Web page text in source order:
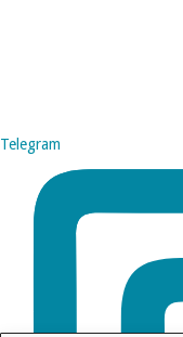
Telegram